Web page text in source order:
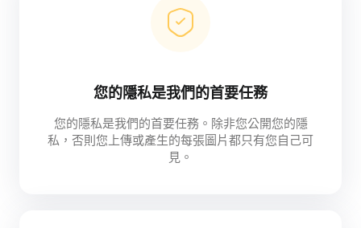
您的隱私是我們的首要任務
您的隱私是我們的首要任務。除非您公開您的隱
私，否則您上傳或產生的每張圖片都只有您自己可
見。